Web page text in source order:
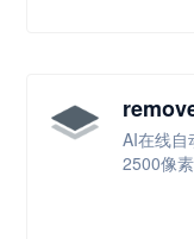
AI在线自
2500像